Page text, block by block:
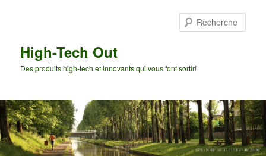
High-Tech Out
Des produits high-tech et innovants qui vous font sortir!